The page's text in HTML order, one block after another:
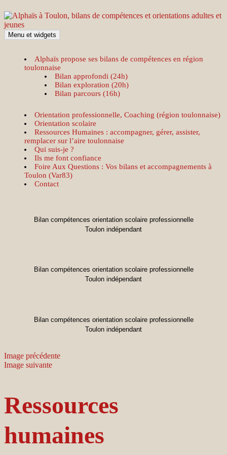
au
contenu
Alphaïs à Toulon, bilans
de compétences et
orientations adultes et
jeunes
Menu et widgets
Alphaïs propose ses bilans de compétences en région
toulonnaise
Bilan approfondi (24h)
Bilan exploration (20h)
Bilan parcours (16h)
Orientation professionnelle, Coaching (région toulonnaise)
Orientation scolaire
Ressources Humaines : accompagner, gérer, assister,
remplacer sur l’aire toulonnaise
Qui suis-je ?
Ils me font confiance
Foire Aux Questions : Vos bilans et accompagnements à
Toulon (Var83)
Contact
Bilan compétences orientation scolaire professionnelle
Toulon indépendant
Bilan compétences orientation scolaire professionnelle
Toulon indépendant
Bilan compétences orientation scolaire professionnelle
Toulon indépendant
Image précédente
Image suivante
Ressources
humaines